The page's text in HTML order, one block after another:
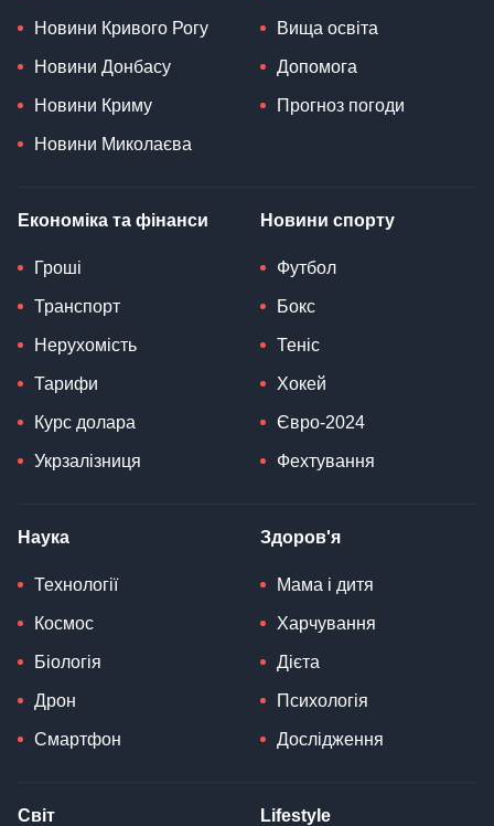
Новини Кривого Рогу
Новини Донбасу
Новини Криму
Новини Миколаєва
Вища освіта
Допомога
Прогноз погоди
Економіка та фінанси
Гроші
Транспорт
Нерухомість
Тарифи
Курс долара
Укрзалізниця
Новини спорту
Футбол
Бокс
Теніс
Хокей
Євро-2024
Фехтування
Наука
Технології
Космос
Біологія
Дрон
Смартфон
Здоров'я
Мама і дитя
Харчування
Дієта
Психологія
Дослідження
Світ Lifestyle